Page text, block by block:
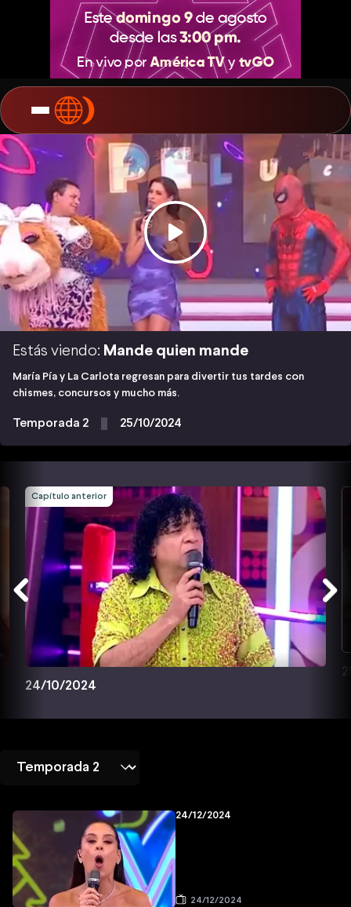
Estás viendo: Mande quien mande
María Pía y La Carlota regresan para divertir tus tardes con
chismes, concursos y mucho más.
Temporada 2 25/10/2024
Capítulo anterior
24/10/2024
24/12/2024
24/12/2024